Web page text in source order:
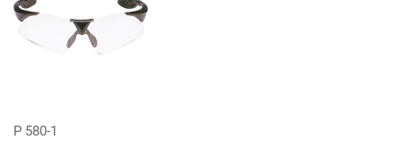
P 580-1